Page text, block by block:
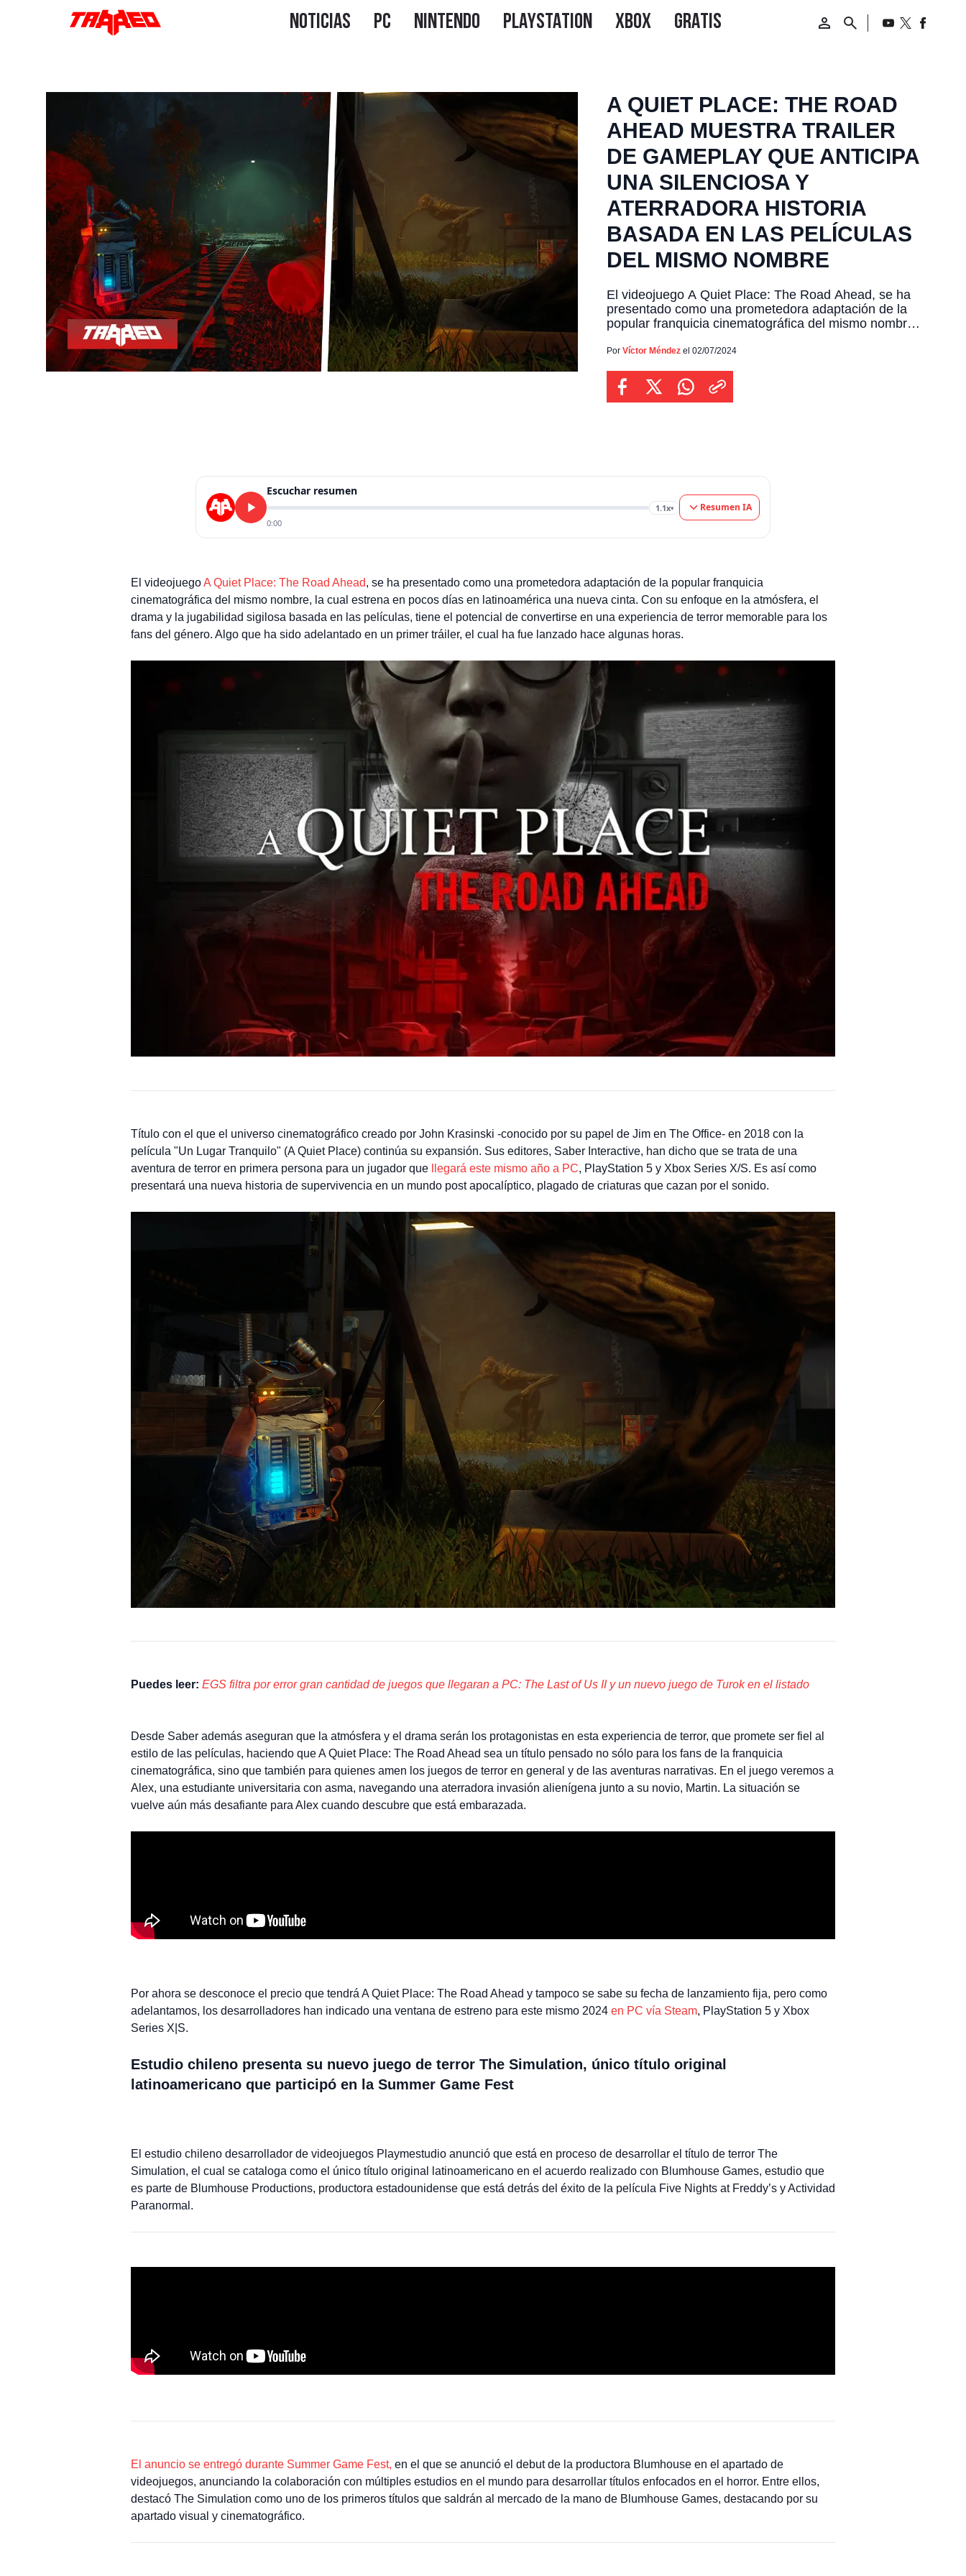
A QUIET PLACE: THE ROAD
AHEAD MUESTRA TRAILER
DE GAMEPLAY QUE ANTICIPA
UNA SILENCIOSA Y
ATERRADORA HISTORIA
BASADA EN LAS PELÍCULAS
DEL MISMO NOMBRE
El videojuego A Quiet Place: The Road Ahead, se ha
presentado como una prometedora adaptación de la
popular franquicia cinematográfica del mismo nombre,
nueva cinta. Con su enfoque en la atmósfera, el
películas, tiene el potencial de convertirse […]
Por Víctor Méndez el 02/07/2024
Escuchar resumen
1.1x▾
0:00
Resumen IA
El videojuegoA Quiet Place: The Road Ahead, se ha presentado como una prometedora adaptación de la popular franquicia
cinematográfica del mismo nombre, la cual estrena en pocos días en latinoamérica una nueva cinta. Con su enfoque en la atmósfera, el
drama y la jugabilidad sigilosa basada en las películas, tiene el potencial de convertirse en una experiencia de terror memorable para los
fans del género. Algo que ha sido adelantado en un primer tráiler, el cual ha fue lanzado hace algunas horas.
Título con el que el universo cinematográfico creado por John Krasinski -conocido por su papel de Jim en The Office- en 2018 con la
película "Un Lugar Tranquilo" (A Quiet Place) continúa su expansión. Sus editores, Saber Interactive, han dicho que se trata de una
aventura de terror en primera persona para un jugador que
llegará este mismo año a PC, PlayStation 5 y Xbox Series X/S. Es así como
presentará una nueva historia de supervivencia en un mundo post apocalíptico, plagado de criaturas que cazan por el sonido.
Puedes leer: EGS filtra por error gran cantidad de juegos que llegaran a PC: The Last of Us II y un nuevo juego de Turok en el listado
Desde Saber además aseguran que la atmósfera y el drama serán los protagonistas en esta experiencia de terror, que promete ser fiel al
estilo de las películas, haciendo que A Quiet Place: The Road Ahead sea un título pensado no sólo para los fans de la franquicia
cinematográfica, sino que también para quienes amen los juegos de terror en general y de las aventuras narrativas. En el juego veremos a
Alex, una estudiante universitaria con asma, navegando una aterradora invasión alienígena junto a su novio, Martin. La situación se
vuelve aún más desafiante para Alex cuando descubre que está embarazada.
Por ahora se desconoce el precio que tendrá A Quiet Place: The Road Ahead y tampoco se sabe su fecha de lanzamiento fija, pero como
adelantamos, los desarrolladores han indicado una ventana de estreno para este mismo 2024 en PC vía Steam, PlayStation 5 y Xbox
Series X|S.
Estudio chileno presenta su nuevo juego de terror The Simulation, único título original
latinoamericano que participó en la Summer Game Fest
El estudio chileno desarrollador de videojuegos Playmestudio anunció que está en proceso de desarrollar el título de terror The
Simulation, el cual se cataloga como el único título original latinoamericano en el acuerdo realizado con Blumhouse Games, estudio que
es parte de Blumhouse Productions, productora estadounidense que está detrás del éxito de la película Five Nights at Freddy’s y Actividad
Paranormal.
El anuncio se entregó durante Summer Game Fest, en el que se anunció el debut de la productora Blumhouse en el apartado de
videojuegos, anunciando la colaboración con múltiples estudios en el mundo para desarrollar títulos enfocados en el horror. Entre ellos,
destacó The Simulation como uno de los primeros títulos que saldrán al mercado de la mano de Blumhouse Games, destacando por su
apartado visual y cinematográfico.